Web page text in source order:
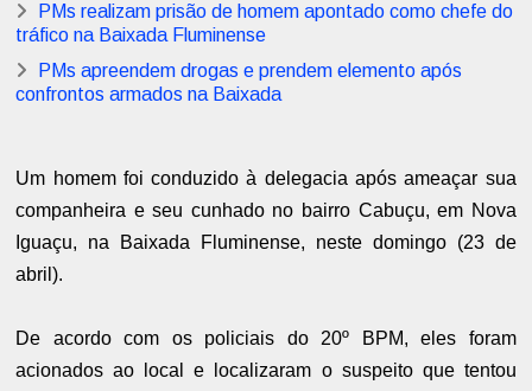
PMs realizam prisão de homem apontado como chefe do
tráfico na Baixada Fluminense
PMs apreendem drogas e prendem elemento após
confrontos armados na Baixada
Um homem foi conduzido à delegacia após ameaçar sua
companheira e seu cunhado no bairro Cabuçu, em Nova
Iguaçu, na Baixada Fluminense, neste domingo (23 de
abril).
De acordo com os policiais do 20º BPM, eles foram
acionados ao local e localizaram o suspeito que tentou